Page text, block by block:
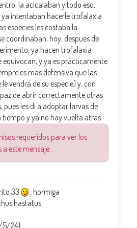
la acicalaban y todo eso,
ya intentaban hacerle trofalaxia
especies les costaba la
coordinaban, hoy, despues de
ya hacen trofalaxia
equivocan, y ya es prácticamente
es mas defensiva que las
vendrá de su especie) y, con
de abrir correctamente otras
pues les di a adoptar larvas de
tiempo y ya no hay vuelta atras
requeridos para ver los
este mensaje.
33
, hormiga
hastatus
5/24)